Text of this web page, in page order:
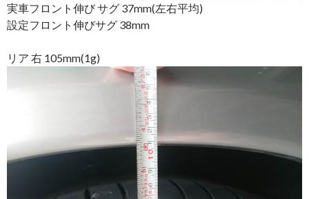
実車フロント伸び サグ 37mm(左右平均)
設定フロント伸びサグ 38mm
リア 右 105mm(1g)